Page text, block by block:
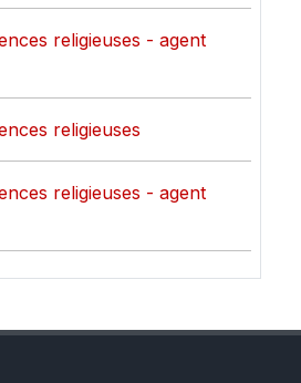
religieuses - agent
religieuses
religieuses - agent